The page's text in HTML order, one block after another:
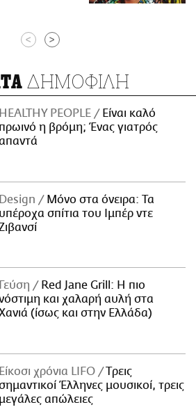
< >
ΔΗΜΟΦΙΛΗ
HEALTHY PEOPLE
Είναι καλό
πρωινό η βρόμη; Ένας γιατρός
Design
Μόνο στα όνειρα: Τα
υπέροχα σπίτια του Ιμπέρ ντε
Γεύση
Red Jane Grill: Η πιο
και χαλαρή αυλή στα
(ίσως και στην Ελλάδα)
Είκοσι χρόνια LIFO
Tρεις
Έλληνες μουσικοί, τρεις
μεγάλες απώλειες